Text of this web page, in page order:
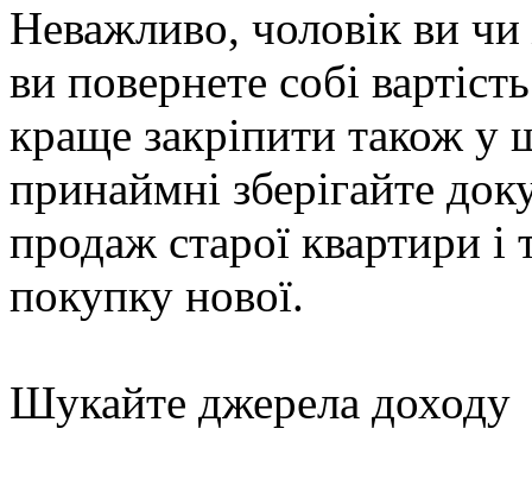
Неважливо, чоловік ви
ви повернете собі
краще закріпити також
принаймні зберігайте
продаж старої квартири
покупку нової.
Шукайте джерела доходу